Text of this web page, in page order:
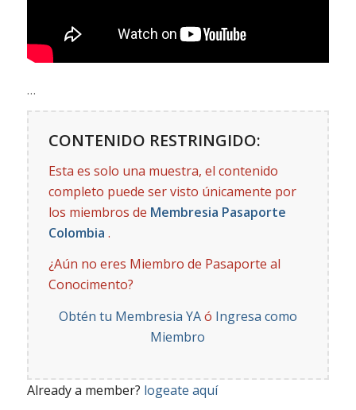
…
CONTENIDO RESTRINGIDO:
Esta es solo una muestra, el contenido
completo puede ser visto únicamente por
los miembros de Membresia Pasaporte
Colombia .
¿Aún no eres Miembro de Pasaporte al
Conocimento?
Obtén tu Membresia YAó Ingresa como
Miembro
Already a member? logeate aquí